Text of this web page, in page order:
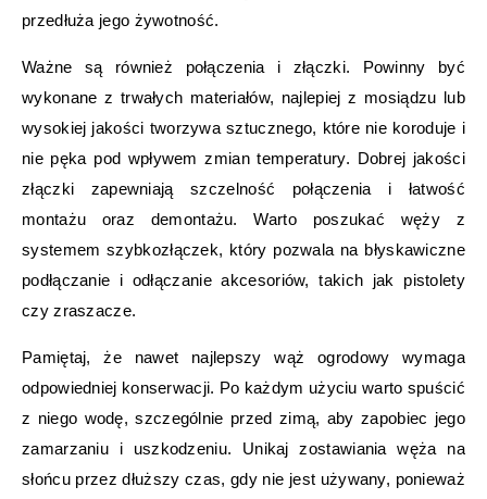
przedłuża jego żywotność.
Ważne są również połączenia i złączki. Powinny być
wykonane z trwałych materiałów, najlepiej z mosiądzu lub
wysokiej jakości tworzywa sztucznego, które nie koroduje i
nie pęka pod wpływem zmian temperatury. Dobrej jakości
złączki zapewniają szczelność połączenia i łatwość
montażu oraz demontażu. Warto poszukać węży z
systemem szybkozłączek, który pozwala na błyskawiczne
podłączanie i odłączanie akcesoriów, takich jak pistolety
czy zraszacze.
Pamiętaj, że nawet najlepszy wąż ogrodowy wymaga
odpowiedniej konserwacji. Po każdym użyciu warto spuścić
z niego wodę, szczególnie przed zimą, aby zapobiec jego
zamarzaniu i uszkodzeniu. Unikaj zostawiania węża na
słońcu przez dłuższy czas, gdy nie jest używany, ponieważ